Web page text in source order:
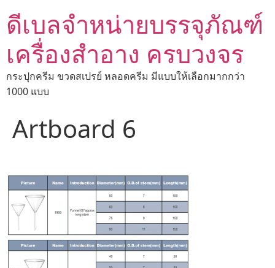
ดีเบลจำหน่ายบรรจุภัณฑ์
เครื่องสำอาง ครบวงจร
กระปุกครีม ขวดสเปรย์ หลอดครีม มีแบบให้เลือกมากกว่า
1000 แบบ
Artboard 6